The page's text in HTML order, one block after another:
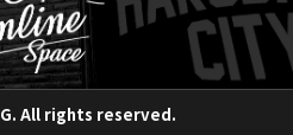
All rights reserved.